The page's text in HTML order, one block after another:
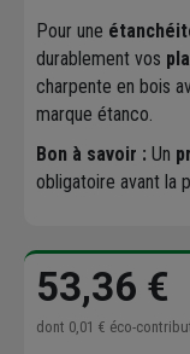
Pour une
durablement vos
charpente en bois
marque étanco.
Bon à savoir : Un
obligatoire avant la
53,36 €
dont 0,01 € éco-